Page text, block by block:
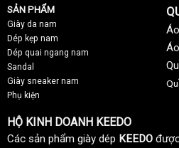
SẢN PHẨM
Giày da nam
Dép kẹp nam
Dép quai ngang nam
Sandal
Giày sneaker nam
Phụ kiện
HỘ KINH DOANH KEEDO
Các sản phẩm giày dép KEEDO